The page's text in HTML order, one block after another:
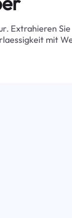
NY",
Production
ago",
IA",
an early
Circle",
Project Manager",
ago",
Extrahieren Sie
mit